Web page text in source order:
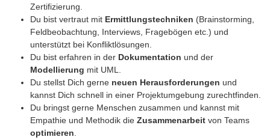
Zertifizierung.
Du bist vertraut mit Ermittlungstechniken (Brainstorming,
Feldbeobachtung, Interviews, Fragebögen etc.) und
unterstützt bei Konfliktlösungen.
Du bist erfahren in der Dokumentation und der
Modellierung mit UML.
Du stellst Dich gerne neuen Herausforderungen und
kannst Dich schnell in einer Projektumgebung zurechtfinden.
Du bringst gerne Menschen zusammen und kannst mit
Empathie und Methodik die Zusammenarbeit von Teams
optimieren